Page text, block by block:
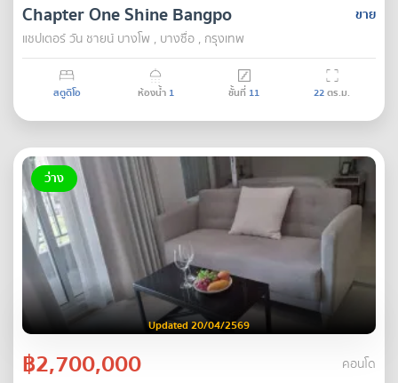
ขาย
Chapter One Shine Bangpo
แชปเตอร์ วัน ชายน์ บางโพ , บางซื่อ , กรุงเทพ
สตูดิโอ ห้องน้ำ 1 ชั้นที่ 11 22ตร.ม.
ว่าง
Updated 20/04/2569
฿2,700,000 คอนโด